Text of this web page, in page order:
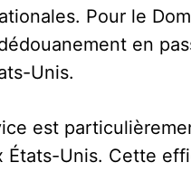
Pour le
en
Unis.
est
États-Unis. Cette